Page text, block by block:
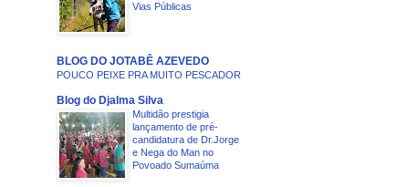
Vias Públicas
BLOG DO JOTABÊ AZEVEDO
POUCO PEIXE PRA MUITO PESCADOR
Blog do Djalma Silva
Multidão prestigia
lançamento de pré-
candidatura de Dr.Jorge
e Nega do Man no
Povoado Sumaúma